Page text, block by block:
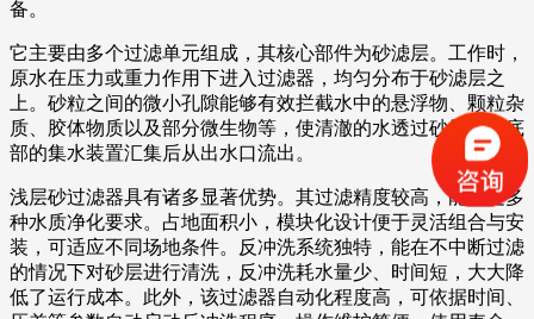
备。
它主要由多个过滤单元组成，其核心部件为砂滤层。工作时，
原水在压力或重力作用下进入过滤器，均匀分布于砂滤层之
上。砂粒之间的微小孔隙能够有效拦截水中的悬浮物、颗粒杂
质、胶体物质以及部分微生物等，使清澈的水透过砂层，经底
部的集水装置汇集后从出水口流出。
浅层砂过滤器具有诸多显著优势。其过滤精度较高，能满足多
种水质净化要求。占地面积小，模块化设计便于灵活组合与安
装，可适应不同场地条件。反冲洗系统独特，能在不中断过滤
的情况下对砂层进行清洗，反冲洗耗水量少、时间短，大大降
低了运行成本。此外，该过滤器自动化程度高，可依据时间、